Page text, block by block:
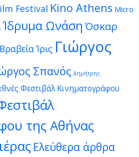
Festival Kino Athens Micro
Ίδρυμα Ωνάση Όσκαρ
Βραβεία Ίρις Γιώργος
Σπανός Δημήτρης
Φεστιβάλ Κινηματογράφου
της Αθήνας
Ελεύθερα άρθρα